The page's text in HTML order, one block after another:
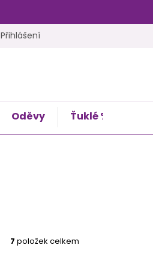
Přihlášení
Oděvy Ťuklé %
7 položek celkem